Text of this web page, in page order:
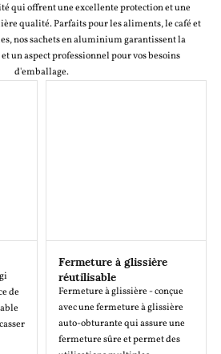
qui offrent une excellente protection et une
qualité. Parfaits pour les aliments, le café et
nos sachets en aluminium garantissent la
un aspect professionnel pour vos besoins
d'emballage.
de
Fermeture à glissière
réutilisable
Fermeture à glissière - conçue
avec une fermeture à glissière
auto-obturante qui assure une
fermeture sûre et permet des